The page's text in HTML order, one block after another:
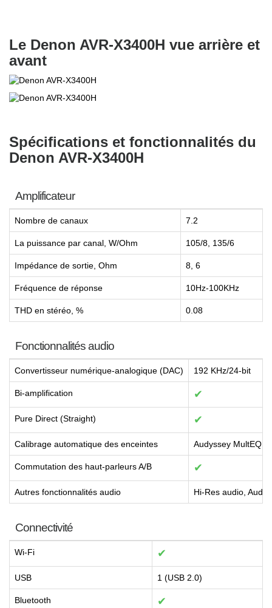
Le Denon AVR-X3400H vue arrière et
avant
Spécifications et fonctionnalités du
Denon AVR-X3400H
Amplificateur
Nombre de canaux 7.2
La puissance par canal, W/Ohm 105/8, 135/6
Impédance de sortie, Ohm 8, 6
Fréquence de réponse 10Hz-100KHz
THD en stéréo, % 0.08
Fonctionnalités audio
Convertisseur numérique-analogique (DAC) 192 KHz/24-bit
Bi-amplification ✔
Pure Direct (Straight) ✔
Calibrage automatique des enceintes Audyssey MultEQ
Commutation des haut-parleurs A/B ✔
Autres fonctionnalités audio Hi-Res audio,
Connectivité
Wi-Fi ✔
USB 1 (USB 2.0)
Bluetooth ✔